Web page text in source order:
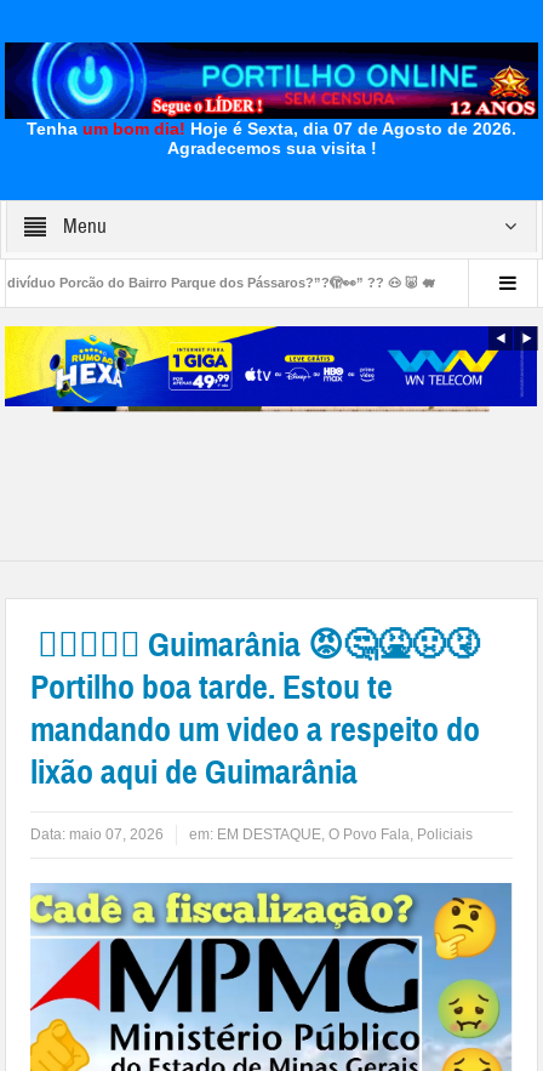
Tenha um bom dia! Hoje é Sexta, dia 07 de Agosto de 2026.
Agradecemos sua visita !
Menu
Parque dos Pássaros?”?🫣👀” ?? 🐽 🐷 🐖
energia! 👉🏻🤔🚑🫵🏻🚨🚧🚒🚔⚰️🕯️ Vereador foi morto no bairro Carajás.
👉🏻😱👎🏻 Guimarânia 😡🤔🤮🤢🤧
Portilho boa tarde. Estou te
mandando um video a respeito do
lixão aqui de Guimarânia
Data: maio 07, 2026 em: EM DESTAQUE,O Povo Fala, Policiais